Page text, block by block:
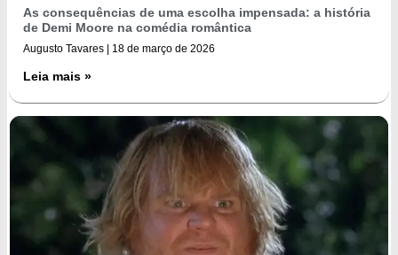
As consequências de uma escolha impensada: a história
de Demi Moore na comédia romântica
Augusto Tavares 18 de março de 2026
Leia mais »